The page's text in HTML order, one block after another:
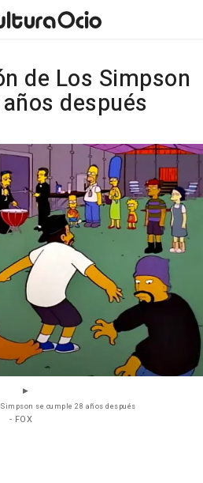
de Los Simpson
después
se cumple 28 años después
- FOX